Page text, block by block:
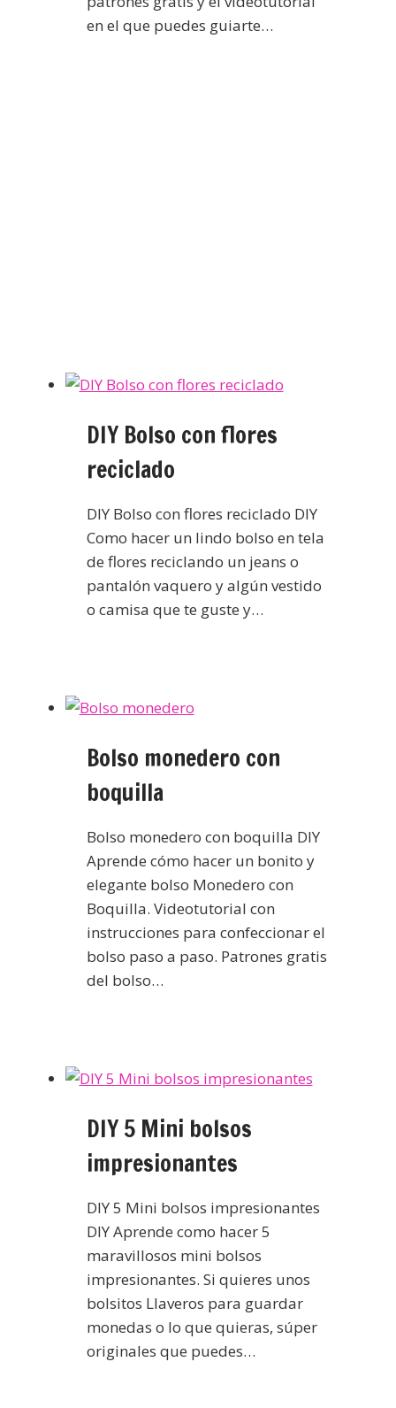
en el que puedes guiarte…
DIY Bolso con flores
reciclado
DIY Bolso con flores reciclado DIY
Como hacer un lindo bolso en tela
de flores reciclando un jeans o
pantalón vaquero y algún vestido
o camisa que te guste y…
Bolso monedero con
boquilla
Bolso monedero con boquilla DIY
Aprende cómo hacer un bonito y
elegante bolso Monedero con
Boquilla. Videotutorial con
instrucciones para confeccionar el
bolso paso a paso. Patrones gratis
del bolso…
DIY 5 Mini bolsos
impresionantes
DIY 5 Mini bolsos impresionantes
DIY Aprende como hacer 5
maravillosos mini bolsos
impresionantes. Si quieres unos
bolsitos Llaveros para guardar
monedas o lo que quieras, súper
originales que puedes…